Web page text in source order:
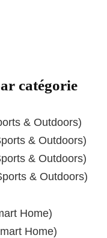
catégorie
& Outdoors)
& Outdoors)
& Outdoors)
& Outdoors)
Home)
Home)